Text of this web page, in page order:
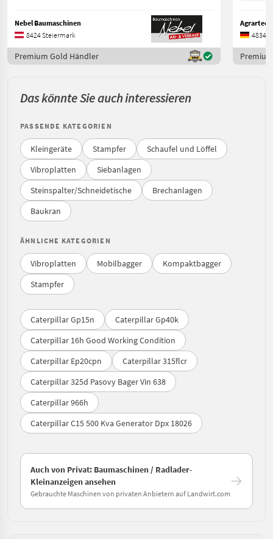
Nebel Baumaschinen
8424 Steiermark
Premium Gold Händler
48341
Das könnte Sie auch interessieren
PASSENDE KATEGORIEN
Kleingeräte Stampfer
Schaufel und Löffel
Vibroplatten
Siebanlagen
Steinspalter/Schneidetische
Brechanlagen
Baukran
ÄHNLICHE KATEGORIEN
Vibroplatten Mobilbagger
Kompaktbagger
Stampfer
Caterpillar Gp15n
Caterpillar Gp40k
Caterpillar 16h Good Working Condition
Caterpillar Ep20cpn
Caterpillar 315flcr
Caterpillar 325d Pasovy Bager Vin 638
Caterpillar 966h
Caterpillar C15 500 Kva Generator Dpx 18026
Auch von Privat: Baumaschinen / Radlader-
Kleinanzeigen ansehen
Gebrauchte Maschinen von privaten Anbietern auf Landwirt.com